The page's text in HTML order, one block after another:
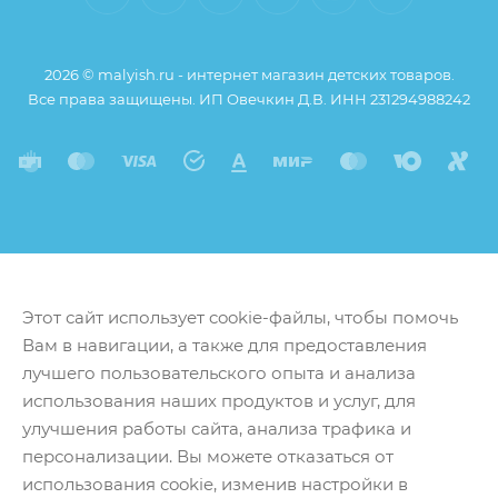
плесень
2026 © malyish.ru - интернет магазин детских товаров.
Все права защищены. ИП Овечкин Д.В. ИНН 231294988242
Этот сайт использует cookie-файлы, чтобы помочь
Вам в навигации, а также для предоставления
лучшего пользовательского опыта и анализа
использования наших продуктов и услуг, для
улучшения работы сайта, анализа трафика и
персонализации. Вы можете отказаться от
использования cookie, изменив настройки в